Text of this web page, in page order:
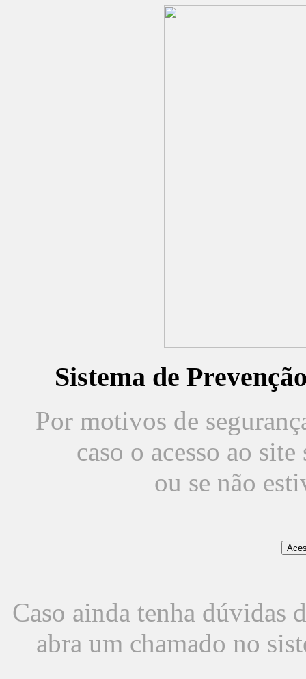
Sistema de
Por motivos de
caso o acesso ao
ou se não
Caso ainda tenha dúvidas
abra um chamado no